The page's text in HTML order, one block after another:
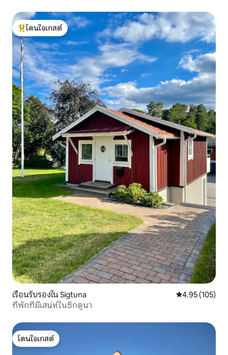
โดนใจเกสต์ที่สุด
โดนใจเกสต์
เรือนรับรองใน Sigtuna คะแนนเฉลี่ย
4.95 (105)
ที่พักที่มีเสน่ห์ในซิกตูนา
โดนใจเกสต์
โดนใจเกสต์